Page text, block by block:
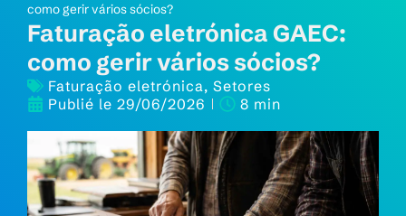
como gerir vários sócios?
Faturação eletrónica GAEC:
como gerir vários sócios?
Faturação eletrónica, Setores
Publié le 29/06/2026 8 min